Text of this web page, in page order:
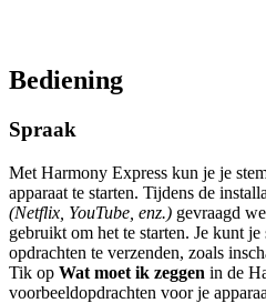
Bediening
Spraak
Met Harmony Express kun je je
apparaat te starten. Tijdens de
(Netflix, YouTube, enz.) gevraagd
gebruikt om het te starten. Je kunt
opdrachten te verzenden, zoals
Tik op Wat moet ik zeggen in de
voorbeeldopdrachten voor je